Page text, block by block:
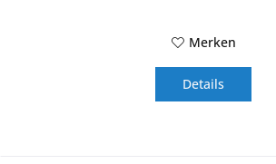
Merken
Details